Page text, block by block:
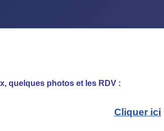
quelques photos et les RDV :
Cliquer ici